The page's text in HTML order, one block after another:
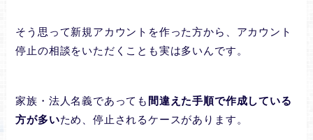
そう思って新規アカウントを作った方から、アカウント
停止の相談をいただくことも実は多いんです。
家族・法人名義であっても 間違えた手順で作成している
方が多いため、停止されるケースがあります。